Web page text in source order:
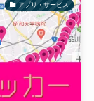
アプリ・サービス